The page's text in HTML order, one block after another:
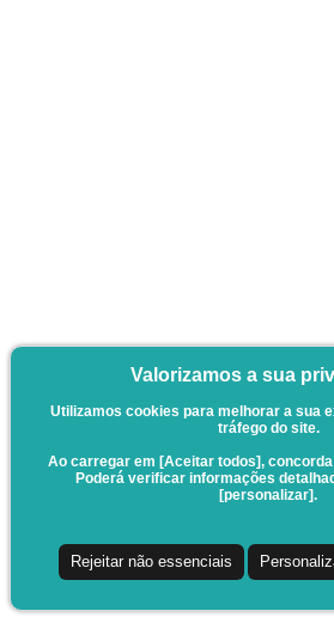
Valorizamos a sua
Utilizamos cookies para melhorar a sua
tráfego do site.
Ao carregar em [Aceitar todos],
Poderá verificar informações
[personalizar].
Rejeitar não essenciais